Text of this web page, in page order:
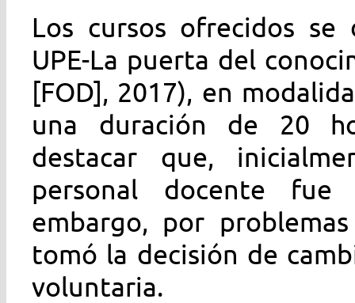
Los cursos ofrecidos
UPE-La puerta del
[FOD], 2017), en
una duración de 20
destacar que,
personal docente
embargo, por
tomó la decisión de
voluntaria.